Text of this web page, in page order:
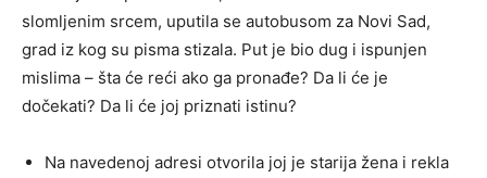
slomljenim srcem, uputila se autobusom za Novi Sad,
grad iz kog su pisma stizala. Put je bio dug i ispunjen
mislima – šta će reći ako ga pronađe? Da li će je
dočekati? Da li će joj priznati istinu?
Na navedenoj adresi otvorila joj je starija žena i rekla